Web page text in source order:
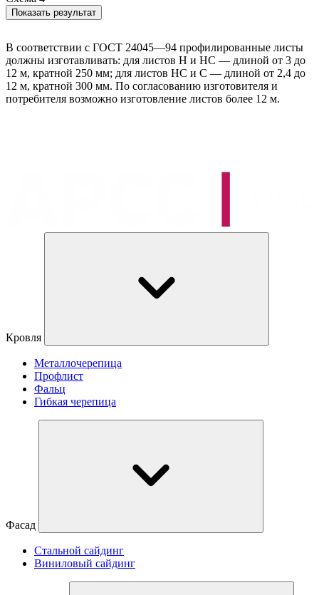
Показать результат
В соответствии с ГОСТ 24045—94 профилированные листы
должны изготавливать: для листов Н и НС — длиной от 3 до
12 м, кратной 250 мм; для листов НС и С — длиной от 2,4 до
12 м, кратной 300 мм. По согласованию изготовителя и
потребителя возможно изготовление листов более 12 м.
Кровля
Металлочерепица
Профлист
Фальц
Гибкая черепица
Фасад
Стальной сайдинг
Виниловый сайдинг